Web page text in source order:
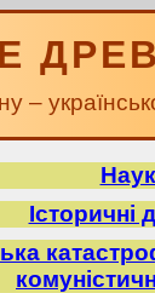
–
Історичні